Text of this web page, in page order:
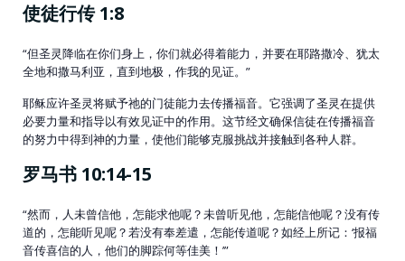
使徒行传 1:8
“但圣灵降临在你们身上，你们就必得着能力，并要在耶路撒冷、犹太
全地和撒马利亚，直到地极，作我的见证。”
耶稣应许圣灵将赋予祂的门徒能力去传播福音。它强调了圣灵在提供
必要力量和指导以有效见证中的作用。这节经文确保信徒在传播福音
的努力中得到神的力量，使他们能够克服挑战并接触到各种人群。
罗马书 10:14-15
“然而，人未曾信他，怎能求他呢？未曾听见他，怎能信他呢？没有传
道的，怎能听见呢？若没有奉差遣，怎能传道呢？如经上所记：‘报福
音传喜信的人，他们的脚踪何等佳美！’”